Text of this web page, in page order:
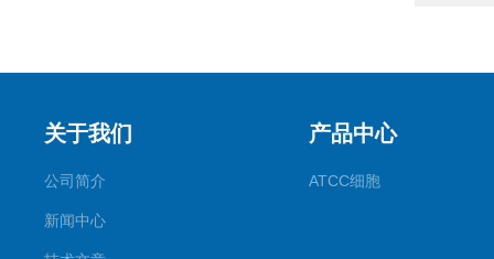
关于我们
公司简介
新闻中心
产品中心
ATCC细胞